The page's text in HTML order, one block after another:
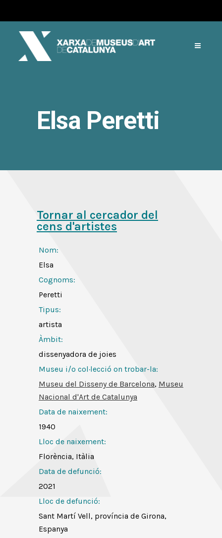
Elsa Peretti
Tornar al cercador del
cens d'artistes
Nom:
Elsa
Cognoms:
Peretti
Tipus:
artista
Àmbit:
dissenyadora de joies
Museu i/o col·lecció on trobar-la:
Museu del Disseny de Barcelona, Museu
Nacional d'Art de Catalunya
Data de naixement:
1940
Lloc de naixement:
Florència, Itàlia
Data de defunció:
2021
Lloc de defunció:
Sant Martí Vell, província de Girona,
Espanya